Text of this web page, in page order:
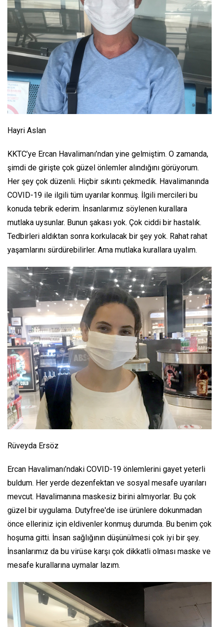
Hayri Aslan
KKTC’ye Ercan Havalimanı’ndan yine gelmiştim. O zamanda,
şimdi de girişte çok güzel önlemler alındığını görüyorum.
Her şey çok düzenli. Hiçbir sıkıntı çekmedik. Havalimanında
COVID-19 ile ilgili tüm uyarılar konmuş. İlgili mercileri bu
konuda tebrik ederim. İnsanlarımız söylenen kurallara
mutlaka uysunlar. Bunun şakası yok. Çok ciddi bir hastalık.
Tedbirleri aldıktan sonra korkulacak bir şey yok. Rahat rahat
yaşamlarını sürdürebilirler. Ama mutlaka kurallara uyalım.
Rüveyda Ersöz
Ercan Havalimanı’ndaki COVID-19 önlemlerini gayet yeterli
buldum. Her yerde dezenfektan ve sosyal mesafe uyarıları
mevcut. Havalimanına maskesiz birini almıyorlar. Bu çok
güzel bir uygulama. Dutyfree'de ise ürünlere dokunmadan
önce elleriniz için eldivenler konmuş durumda. Bu benim çok
hoşuma gitti. İnsan sağlığının düşünülmesi çok iyi bir şey.
İnsanlarımız da bu virüse karşı çok dikkatli olması maske ve
mesafe kurallarına uymalar lazım.